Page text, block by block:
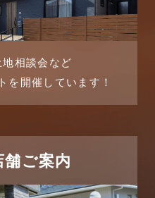
相談会など
を開催しています！
舗ご案内